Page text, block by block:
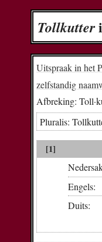
Toll­kut­ter
Uitspraak in het
zelfstandig
Afbreking:
Pluralis:
[1]
Engels:
Duits: